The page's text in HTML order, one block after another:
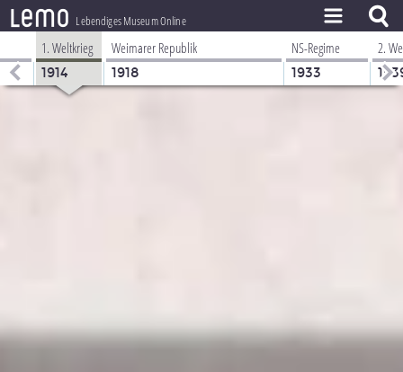
lemo Lebendiges Museum Online
ZEITSTRAHL
THEMEN
1. Weltkrieg
1914
Weimarer Republik
1918
NS-Regime
1933
2.